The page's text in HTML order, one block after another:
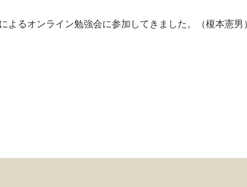
よるオンライン勉強会に参加してきました。（榎本憲男